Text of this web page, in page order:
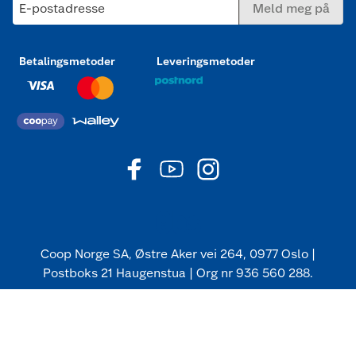
E-postadresse Meld meg på
Betalingsmetoder Leveringsmetoder
Coop Norge SA, Østre Aker vei 264, 0977 Oslo |
Postboks 21 Haugenstua | Org nr 936 560 288.